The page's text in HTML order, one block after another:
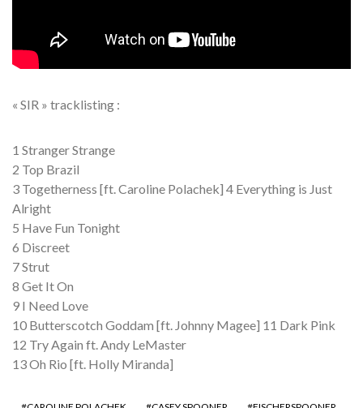
« SIR » tracklisting :
1 Stranger Strange
2 Top Brazil
3 Togetherness [ft. Caroline Polachek] 4 Everything is Just
Alright
5 Have Fun Tonight
6 Discreet
7 Strut
8 Get It On
9 I Need Love
10 Butterscotch Goddam [ft. Johnny Magee] 11 Dark Pink
12 Try Again ft. Andy LeMaster
13 Oh Rio [ft. Holly Miranda]